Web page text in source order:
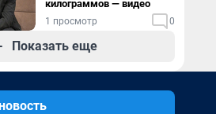
килограммов — видео
1 просмотр 0
Показать еще